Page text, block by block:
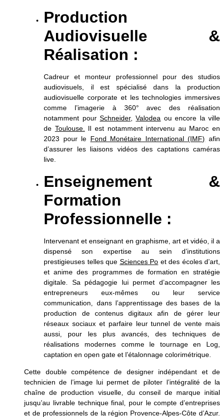
Production
Audiovisuelle &
Réalisation :
Cadreur et monteur professionnel pour des studios
audiovisuels, il est spécialisé dans la production
audiovisuelle corporate et les technologies immersives
comme l’imagerie à 360° avec des réalisation
notamment pourSchneider,Valodea ou encore la ville
de Toulouse.
Il est notamment intervenu au Maroc en
2023 pour le Fond Monétaire International (IMF) afin
d’assurer les liaisons vidéos des captations caméras
live.
Enseignement &
Formation
Professionnelle :
Intervenant et enseignant en graphisme, art et vidéo, il a
dispensé son expertise au sein d’institutions
prestigieuses telles que Sciences Po et des écoles d’art,
et anime des programmes de formation en stratégie
digitale. Sa pédagogie lui permet d’accompagner les
entrepreneurs eux-mêmes ou leur service
communication, dans l’apprentissage des bases de la
production de contenus digitaux afin de gérer leur
réseaux sociaux et parfaire leur tunnel de vente mais
aussi, pour les plus avancés, des techniques de
réalisations modernes comme le tournage en Log,
captation en open gate et l’étalonnage colorimétrique.
Cette double compétence de designer indépendant et de
technicien de l’image lui permet de piloter l’intégralité de la
chaîne de production visuelle, du conseil de marque initial
jusqu’au livrable technique final, pour le compte d’entreprises
et de professionnels de la région Provence-Alpes-Côte d’Azur.